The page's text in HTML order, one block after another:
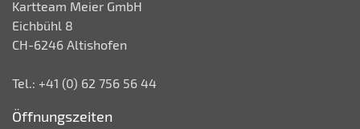
Kartteam Meier GmbH
Eichbühl 8
CH-6246 Altishofen
Tel.: +41 (0) 62 756 56 44
Öffnungszeiten